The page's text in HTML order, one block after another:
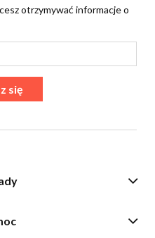
otrzymywać informacje o
się